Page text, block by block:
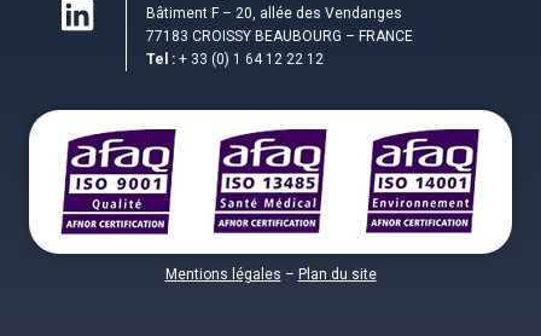
Bâtiment F – 20, allée des Vendanges
77183 CROISSY BEAUBOURG – FRANCE
Tel : + 33 (0) 1 64 12 22 12
Mentions légales – Plan du site